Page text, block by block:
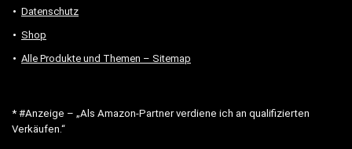
Datenschutz
Shop
Alle Produkte und Themen – Sitemap
* #Anzeige – „Als Amazon-Partner verdiene ich an qualifizierten
Verkäufen.“